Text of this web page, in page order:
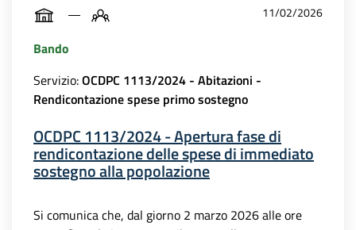
11/02/2026
Bando
Servizio:OCDPC 1113/2024 - Abitazioni -
Rendicontazione spese primo sostegno
OCDPC 1113/2024 - Apertura fase di
rendicontazione delle spese di immediato
sostegno alla popolazione
Si comunica che, dal giorno 2 marzo 2026 alle ore